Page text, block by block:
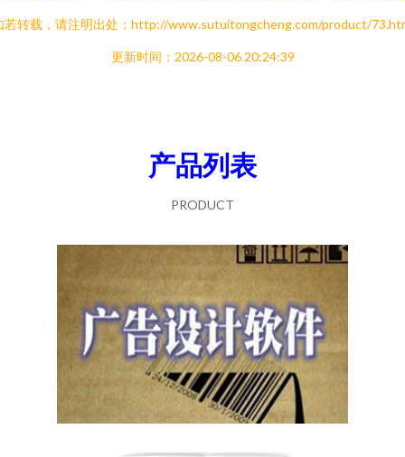
若转载，请注明出处：http://www.sutuitongcheng.com/product/
更新时间：2026-08-06 20:24:39
产品列表
PRODUCT